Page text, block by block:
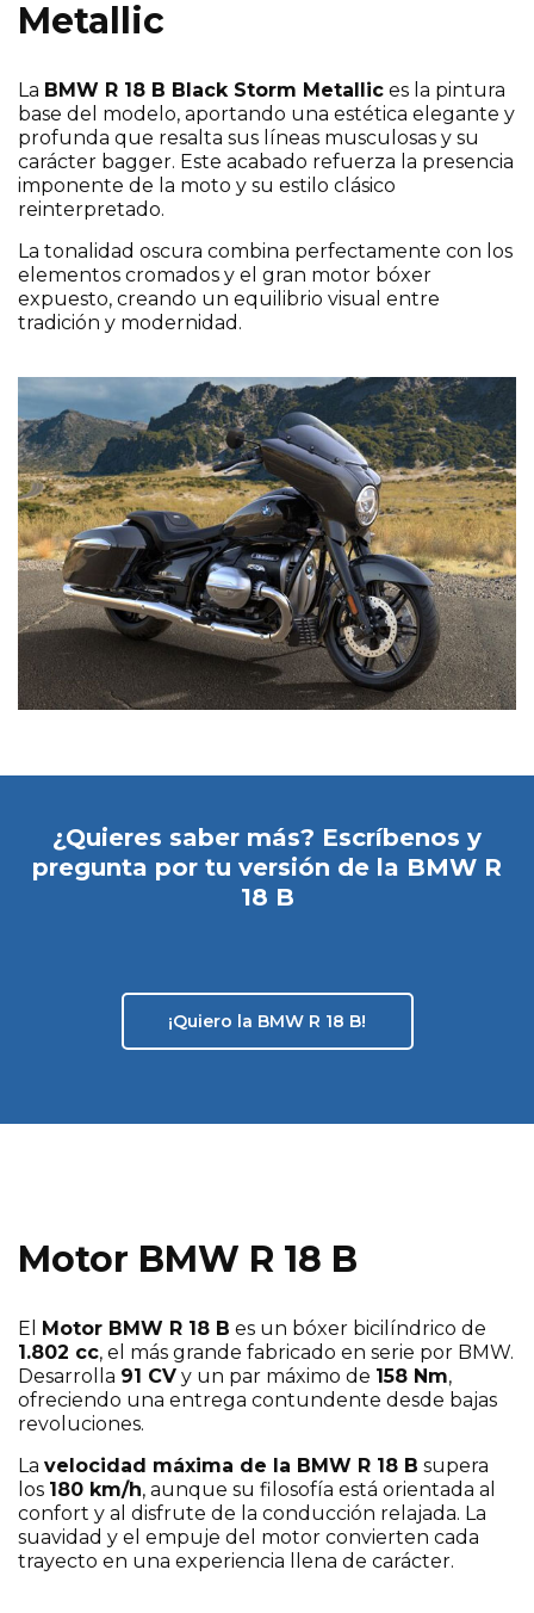
Metallic
La BMW R 18 B Black Storm Metallic es la pintura
base del modelo, aportando una estética elegante y
profunda que resalta sus líneas musculosas y su
carácter bagger. Este acabado refuerza la presencia
imponente de la moto y su estilo clásico
reinterpretado.
La tonalidad oscura combina perfectamente con los
elementos cromados y el gran motor bóxer
expuesto, creando un equilibrio visual entre
tradición y modernidad.
¿Quieres saber más? Escríbenos y
pregunta por tu versión de la BMW R
18 B
¡Quiero la BMW R 18 B!
Motor BMW R 18 B
El Motor BMW R 18 B es un bóxer bicilíndrico de
1.802 cc, el más grande fabricado en serie por BMW.
Desarrolla 91 CV y un par máximo de 158 Nm,
ofreciendo una entrega contundente desde bajas
revoluciones.
La velocidad máxima de la BMW R 18 B supera
los 180 km/h, aunque su filosofía está orientada al
confort y al disfrute de la conducción relajada. La
suavidad y el empuje del motor convierten cada
trayecto en una experiencia llena de carácter.